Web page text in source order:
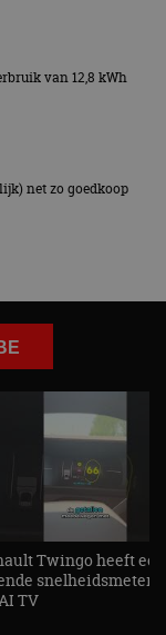
van 12,8 kWh
net zo goedkoop
Twingo heeft een
snelheidsmeter! -
TV